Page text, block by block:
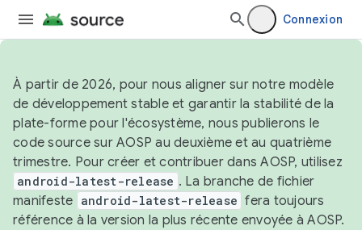
Connexion
À partir de 2026, pour nous aligner sur notre modèle
de développement stable et garantir la stabilité de la
plate-forme pour l'écosystème, nous publierons le
code source sur AOSP au deuxième et au quatrième
trimestre. Pour créer et contribuer dans AOSP, utilisez
android-latest-release . La branche de fichier
manifeste android-latest-release fera toujours
référence à la version la plus récente envoyée à AOSP.